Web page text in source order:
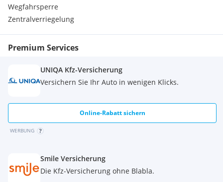
Wegfahrsperre
Zentralverriegelung
Premium Services
UNIQA Kfz-Versicherung
Versichern Sie Ihr Auto in wenigen Klicks.
Online-Rabatt sichern
WERBUNG
Smile Versicherung
Die Kfz-Versicherung ohne Blabla.